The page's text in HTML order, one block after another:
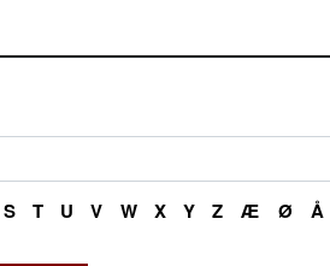
S T U V W X Y Z Æ Ø Å